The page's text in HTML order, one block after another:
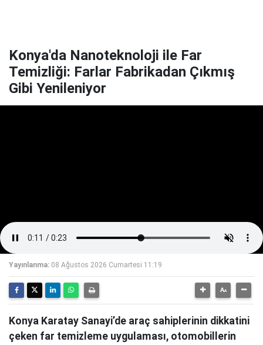
Konya'da Nanoteknoloji ile Far
Temizliği: Farlar Fabrikadan Çıkmış
Gibi Yenileniyor
Yayınlanma: 08 Ağustos 2026 Cumartesi 11:19
Konya Karatay Sanayi’de araç sahiplerinin dikkatini
çeken far temizleme uygulaması, otomobillerin